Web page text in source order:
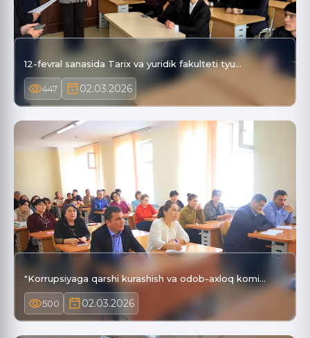
12-fevral sanasida Tarix va yuridik fakulteti tyu…
447 02.03.2026
"Korrupsiyaga qarshi kurashish va odob-axloq komi…
500 02.03.2026